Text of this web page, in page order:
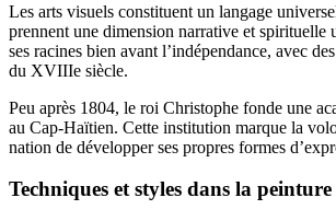
Les arts visuels constituent un langage
prennent une dimension narrative et spirituelle
ses racines bien avant l’indépendance, avec
du XVIIIe siècle.
Peu après 1804, le roi Christophe fonde une
au Cap-Haïtien. Cette institution marque la
nation de développer ses propres formes
Techniques et styles dans la